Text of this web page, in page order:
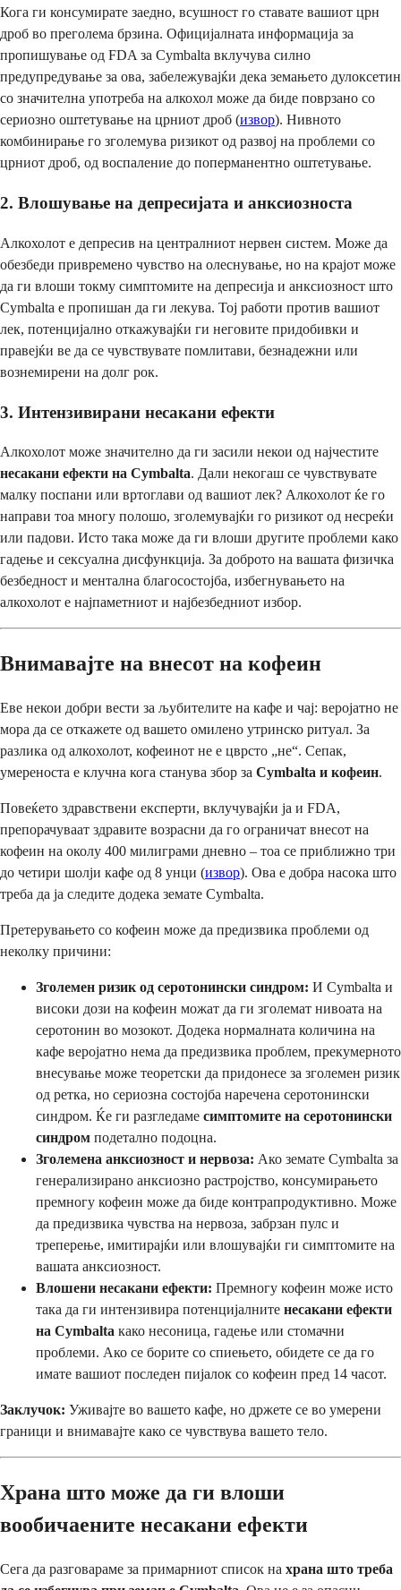
Кога ги консумирате заедно, всушност го ставате вашиот црн
дроб во преголема брзина. Официјалната информација за
пропишување од FDA за Cymbalta вклучува силно
предупредување за ова, забележувајќи дека земањето дулоксетин
со значителна употреба на алкохол може да биде поврзано со
сериозно оштетување на црниот дроб (извор). Нивното
комбинирање го зголемува ризикот од развој на проблеми со
црниот дроб, од воспаление до поперманентно оштетување.
2. Влошување на депресијата и анксиозноста
Алкохолот е депресив на централниот нервен систем. Може да
обезбеди привремено чувство на олеснување, но на крајот може
да ги влоши токму симптомите на депресија и анксиозност што
Cymbalta е пропишан да ги лекува. Тој работи против вашиот
лек, потенцијално откажувајќи ги неговите придобивки и
правејќи ве да се чувствувате помлитави, безнадежни или
вознемирени на долг рок.
3. Интензивирани несакани ефекти
Алкохолот може значително да ги засили некои од најчестите
несакани ефекти на Cymbalta. Дали некогаш се чувствувате
малку поспани или вртоглави од вашиот лек? Алкохолот ќе го
направи тоа многу полошо, зголемувајќи го ризикот од несреќи
или падови. Исто така може да ги влоши другите проблеми како
гадење и сексуална дисфункција. За доброто на вашата физичка
безбедност и ментална благосостојба, избегнувањето на
алкохолот е најпаметниот и најбезбедниот избор.
Внимавајте на внесот на кофеин
Еве некои добри вести за љубителите на кафе и чај: веројатно не
мора да се откажете од вашето омилено утринско ритуал. За
разлика од алкохолот, кофеинот не е цврсто „не“. Сепак,
умереноста е клучна кога станува збор за Cymbalta и кофеин.
Повеќето здравствени експерти, вклучувајќи ја и FDA,
препорачуваат здравите возрасни да го ограничат внесот на
кофеин на околу 400 милиграми дневно – тоа се приближно три
до четири шолји кафе од 8 унци (извор). Ова е добра насока што
треба да ја следите додека земате Cymbalta.
Претерувањето со кофеин може да предизвика проблеми од
неколку причини:
Зголемен ризик од серотонински синдром: И Cymbalta и
високи дози на кофеин можат да ги зголемат нивоата на
серотонин во мозокот. Додека нормалната количина на
кафе веројатно нема да предизвика проблем, прекумерното
внесување може теоретски да придонесе за зголемен ризик
од ретка, но сериозна состојба наречена серотонински
синдром. Ќе ги разгледаме симптомите на серотонински
синдром подетално подоцна.
Зголемена анксиозност и нервоза: Ако земате Cymbalta за
генерализирано анксиозно растројство, консумирањето
премногу кофеин може да биде контрапродуктивно. Може
да предизвика чувства на нервоза, забрзан пулс и
треперење, имитирајќи или влошувајќи ги симптомите на
вашата анксиозност.
Влошени несакани ефекти: Премногу кофеин може исто
така да ги интензивира потенцијалните несакани ефекти
на Cymbalta како несоница, гадење или стомачни
проблеми. Ако се борите со спиењето, обидете се да го
имате вашиот последен пијалок со кофеин пред 14 часот.
Заклучок: Уживајте во вашето кафе, но држете се во умерени
граници и внимавајте како се чувствува вашето тело.
Храна што може да ги влоши
вообичаените несакани ефекти
Сега да разговараме за примарниот список на храна што треба